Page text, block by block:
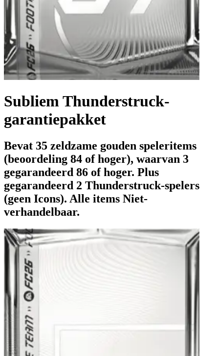
Subliem Thunderstruck-
garantiepakket
Bevat 35 zeldzame gouden speleritems
(beoordeling 84 of hoger), waarvan 3
gegarandeerd 86 of hoger. Plus
gegarandeerd 2 Thunderstruck-spelers
(geen Icons). Alle items Niet-
verhandelbaar.